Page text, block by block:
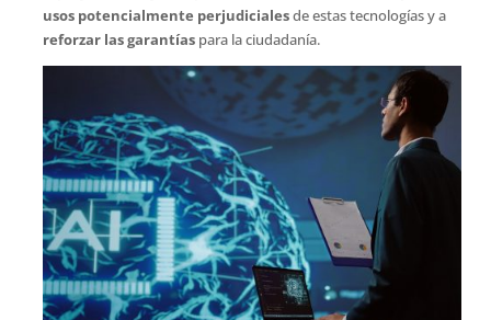
usos potencialmente perjudicialesde estas tecnologías y a
reforzar las garantíaspara la ciudadanía.